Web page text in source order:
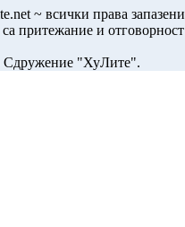
~ всички права
притежание и отговорност
Сдружение "ХуЛите".